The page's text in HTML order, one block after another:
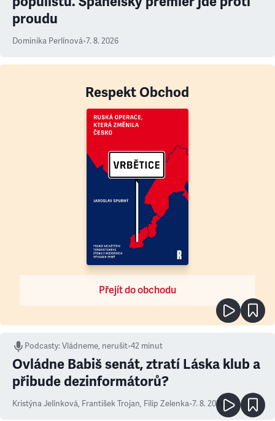
proudu
Dominika Perlínová•7. 8. 2026
Respekt Obchod
Přejít do obchodu
Podcasty:Vládneme, nerušit•42 minut
Ovládne Babiš senát, ztratí Láska klub a
přibude dezinformátorů?
Kristýna Jelínková, František Trojan, Filip Zelenka•7. 8. 2026